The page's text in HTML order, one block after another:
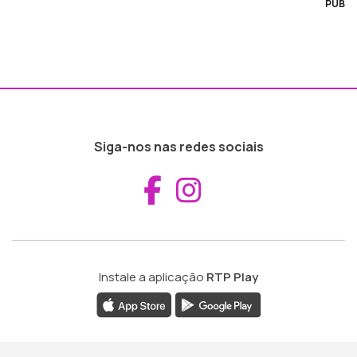
PUB
Siga-nos nas redes sociais
Aceder ao
Instale a aplicação RTP Play